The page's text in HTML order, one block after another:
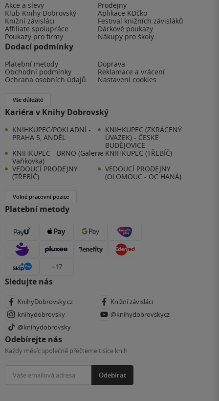
Akce a slevy
Prodejny
Klub Knihy Dobrovský
Aplikace KDčko
Knižní závisláci
Festival knižních závisláků
Affiliate spolupráce
Dárkové poukazy
Poukazy pro firmy
Nákupy pro školy
Dodací podmínky
Platební metody
Doprava
Obchodní podmínky
Reklamace a vrácení
Ochrana osobních údajů
Nastavení cookies
Vše důležité
Kariéra v Knihy Dobrovský
KNIHKUPEC/POKLADNÍ -
PRAHA 5, ANDĚL
KNIHKUPEC (ZKRÁCENÝ
ÚVAZEK) - ČESKÉ
BUDĚJOVICE
KNIHKUPEC - BRNO (Galerie
Vaňkovka)
KNIHKUPEC (TŘEBÍČ)
VEDOUCÍ PRODEJNY
(TŘEBÍČ)
VEDOUCÍ PRODEJNY
(OLOMOUC - OC HANÁ)
Volné pracovní pozice
Platební metody
+ 17
Sledujte nás
KnihyDobrovsky.cz
Knižní závisláci
knihydobrovsky
@knihydobrovskycz
@knihydobrovsky
Odebírejte nás
Každý měsíc společně přečteme tisíce knih
Odebírat